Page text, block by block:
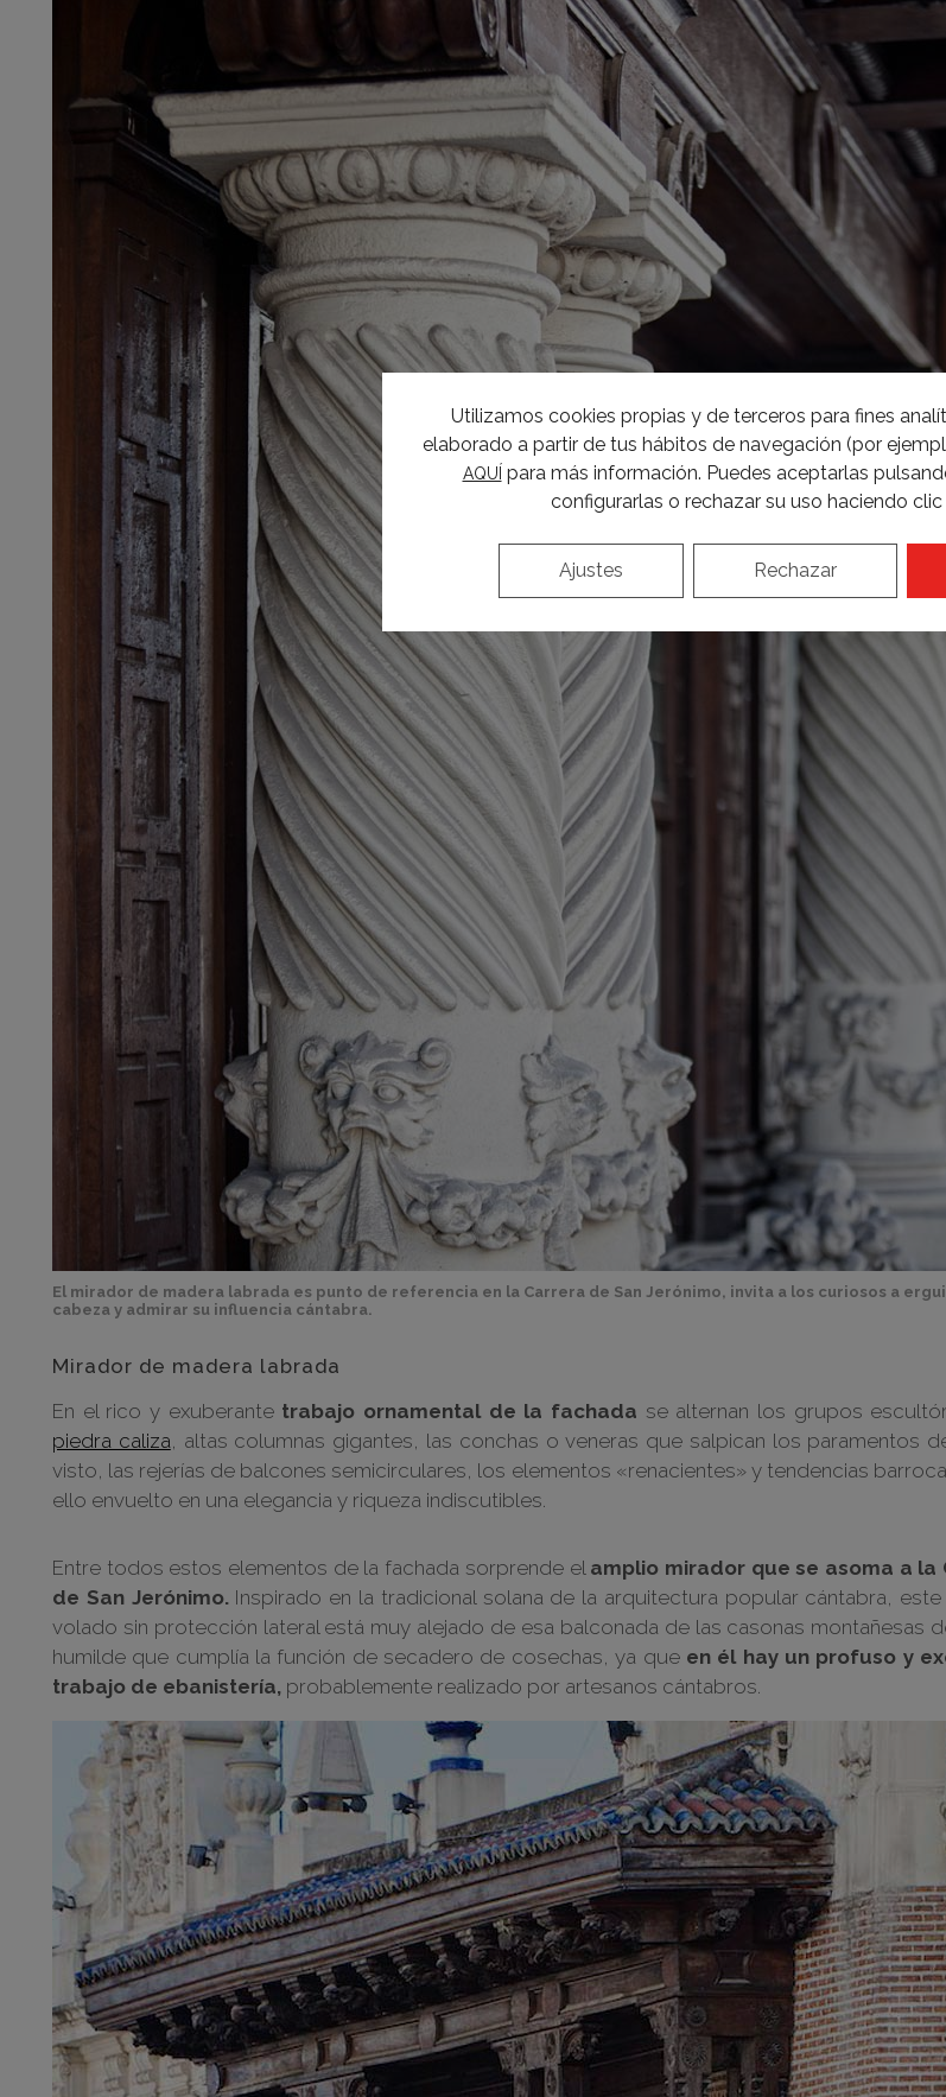
El mirador de madera labrada es punto de referencia en la Carrera de San Jerónimo, invita a los curiosos a
cabeza y admirar su influencia cántabra.
Mirador de madera labrada
En el rico y exuberante trabajo ornamental de la fachada se alternan los grupos
piedra caliza, altas columnas gigantes, las conchas o veneras que salpican los paramentos
visto, las rejerías de balcones semicirculares, los elementos «renacientes» y tendencias
ello envuelto en una elegancia y riqueza indiscutibles.
Entre todos estos elementos de la fachada sorprende el amplio mirador que se asoma a la
de San Jerónimo.Inspirado en la tradicional solana de la arquitectura popular cántabra, este
volado sin protección lateral está muy alejado de esa balconada de las casonas montañesas
humilde que cumplía la función de secadero de cosechas, ya que en él hay un profuso y
trabajo de ebanistería, probablemente realizado por artesanos cántabros.
Utilizamos cookies propias y de terceros para fines
elaborado a partir de tus hábitos de navegación (por
AQUÍ para más información. Puedes aceptarlas
configurarlas o rechazar su uso haciendo clic
Rechazar
Ajustes